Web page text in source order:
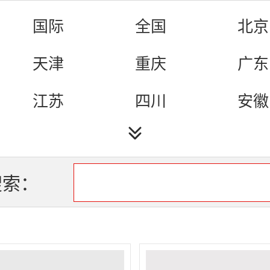
戏曲 娱乐
城市
生活
国际 全国
北京
天津
重庆
广东
江苏
四川
安徽
河北
辽宁
山东
山西
云南
新疆 青海
：